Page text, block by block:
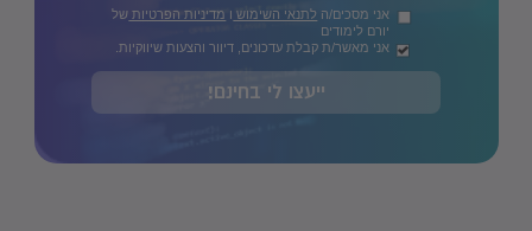
אני מסכים/ה לתנאי השימוש ו מדיניות הפרטיות של
יורם לימודים
אני מאשר/ת קבלת עדכונים, דיוור והצעות שיווקיות.
ייעצו לי בחינם!